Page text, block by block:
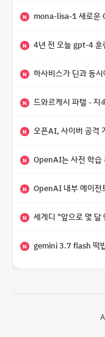
N mona-lisa-1 새로운
N 4년 전 오늘 gpt-4 훈
N 하사비스가 딘과 동
N 드와르케시 파텔 - 지
N 오픈AI, 사이버 공격 가능
N OpenAI는 사전 학습 문제를 해결했으며
N OpenAI 내부 에이전
N 세게디 "앞으로 몇 달 안에 우
N gemini 3.7 flash 떡